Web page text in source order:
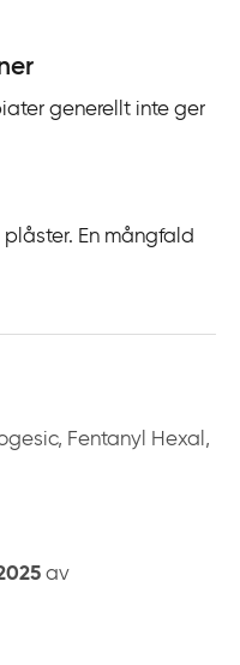
generellt inte ger
En mångfald
Fentanyl Hexal,
av